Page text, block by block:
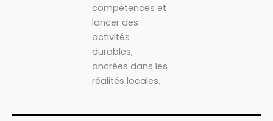
compétences et
lancer des
activités
durables,
ancrées dans les
réalités locales.